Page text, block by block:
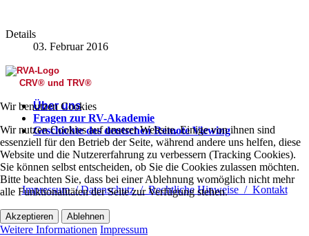
Details
03. Februar 2016
CRV® und TRV®
Über uns
Fragen zur RV-Akademie
Geschichte des deutschen Remote Viewing
Impressum / Datenschutz / Rechtliche Hinweise / Kontakt
Wir benutzen Cookies
Wir nutzen Cookies auf unserer Website. Einige von ihnen sind
essenziell für den Betrieb der Seite, während andere uns helfen, diese
Website und die Nutzererfahrung zu verbessern (Tracking Cookies).
Sie können selbst entscheiden, ob Sie die Cookies zulassen möchten.
Bitte beachten Sie, dass bei einer Ablehnung womöglich nicht mehr
alle Funktionalitäten der Seite zur Verfügung stehen.
Akzeptieren Ablehnen
Weitere Informationen Impressum